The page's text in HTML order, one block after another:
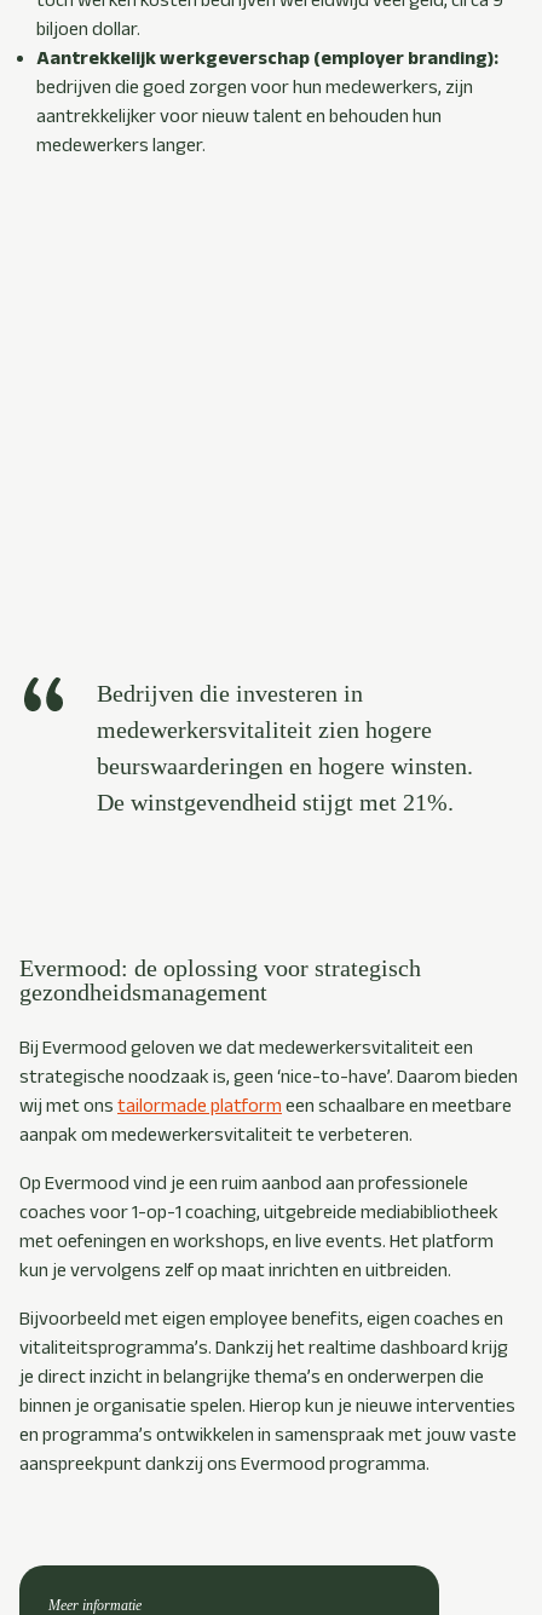
biljoen dollar.
Aantrekkelijk werkgeverschap (employer branding):
bedrijven die goed zorgen voor hun medewerkers, zijn
aantrekkelijker voor nieuw talent en behouden hun
medewerkers langer.
Bedrijven die investeren in
medewerkersvitaliteit zien hogere
beurswaarderingen en hogere winsten.
De winstgevendheid stijgt met 21%.
Evermood: de oplossing voor strategisch
gezondheidsmanagement
Bij Evermood geloven we dat medewerkersvitaliteit een
strategische noodzaak is, geen ‘nice-to-have’. Daarom bieden
wij met ons tailormade platform een schaalbare en meetbare
aanpak om medewerkersvitaliteit te verbeteren.
Op Evermood vind je een ruim aanbod aan professionele
coaches voor 1-op-1 coaching, uitgebreide mediabibliotheek
met oefeningen en workshops, en live events. Het platform
kun je vervolgens zelf op maat inrichten en uitbreiden.
Bijvoorbeeld met eigen employee benefits, eigen coaches en
vitaliteitsprogramma’s. Dankzij het realtime dashboard krijg
je direct inzicht in belangrijke thema’s en onderwerpen die
binnen je organisatie spelen. Hierop kun je nieuwe interventies
en programma’s ontwikkelen in samenspraak met jouw vaste
aanspreekpunt dankzij ons Evermood programma.
Meer informatie